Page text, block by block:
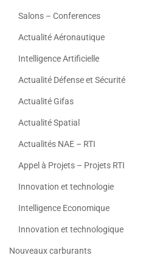
Salons – Conferences
Actualité Aéronautique
Intelligence Artificielle
Actualité Défense et Sécurité
Actualité Gifas
Actualité Spatial
Actualités NAE – RTI
Appel à Projets – Projets RTI
Innovation et technologie
Intelligence Economique
Innovation et technologique
Nouveaux carburants